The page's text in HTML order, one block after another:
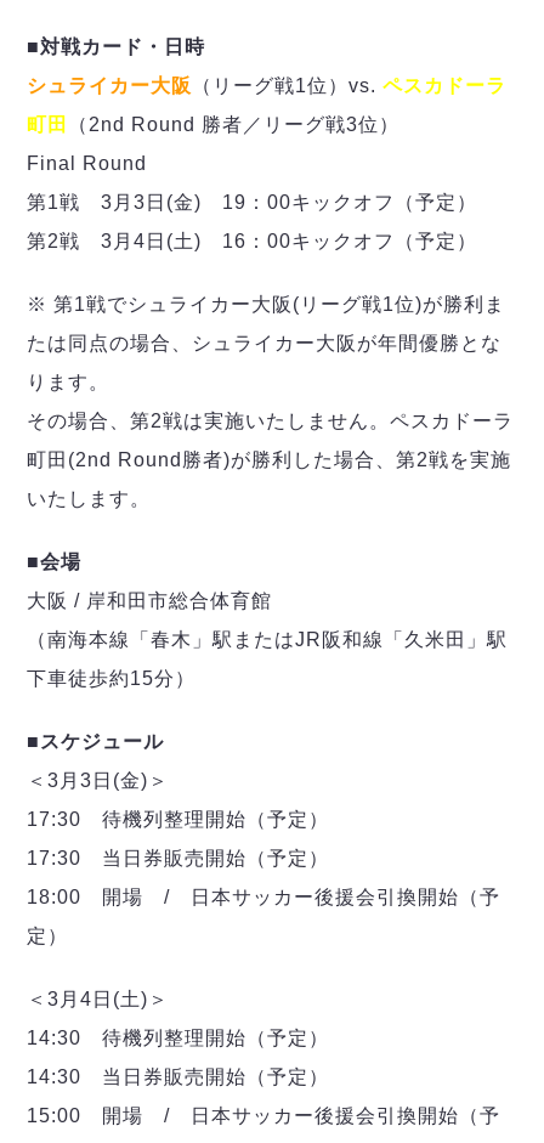
アリーナ情報
チケット情報
過去の記録
デウソン神戸
ポルセイド浜田
ミラクルスマイル新居浜
選手の通算記録（Ｆ１）
エスポラーダ北海道
バルドラール浦安
フウガドールすみだ
しながわシティ
立川アスレティックFC
湘南ベルマーレ
ボアルース長野
名古屋オーシャンズ
ボルクバレット北九州
バサジィ大分
ヴォスクオーレ仙台
マルバ水戸FC
Y．S．C．C．横浜
アグレミーナ浜松
デウソン神戸
ポルセイド浜田
ミラクルスマイル新居浜
FOLLOW US!
■対戦カード・日時
シュライカー大阪
（リーグ戦1位）vs.ペスカドーラ
町田
（2nd Round 勝者／リーグ戦3位）
Final Round
第1戦 3月3日(金) 19：00キックオフ（予定）
第2戦 3月4日(土) 16：00キックオフ（予定）
※ 第1戦でシュライカー大阪(リーグ戦1位)が勝利ま
たは同点の場合、シュライカー大阪が年間優勝とな
ります。
その場合、第2戦は実施いたしません。ペスカドーラ
町田(2nd Round勝者)が勝利した場合、第2戦を実施
いたします。
■会場
大阪 / 岸和田市総合体育館
（南海本線「春木」駅またはJR阪和線「久米田」駅
下車徒歩約15分）
■スケジュール
＜3月3日(金)＞
17:30 待機列整理開始（予定）
17:30 当日券販売開始（予定）
18:00 開場 / 日本サッカー後援会引換開始（予
定）
＜3月4日(土)＞
14:30 待機列整理開始（予定）
14:30 当日券販売開始（予定）
15:00 開場 / 日本サッカー後援会引換開始（予